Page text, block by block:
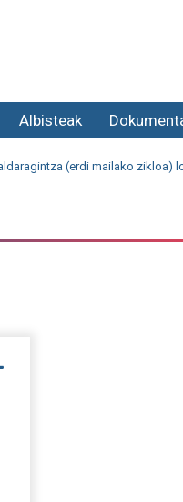
Albisteak
(erdi mailako zikloa)